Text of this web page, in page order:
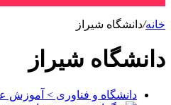
خانه/دانشگاه شیراز
دانشگاه شیراز
دانشگاه و فناوری > آموزش